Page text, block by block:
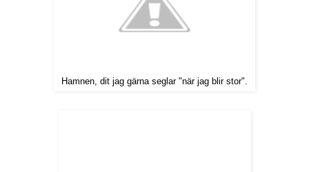
Hamnen, dit jag gärna seglar "när jag blir stor".